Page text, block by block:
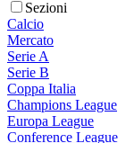
Sezioni
Calcio
Mercato
Serie A
Serie B
Coppa Italia
Champions League
Europa League
Conference League